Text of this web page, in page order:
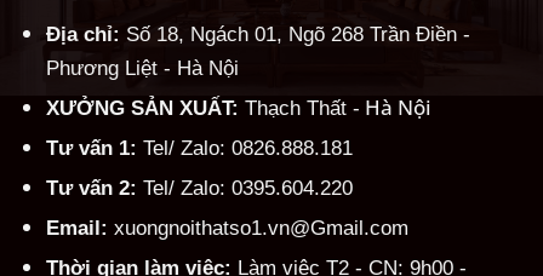
Địa chỉ: Số 18, Ngách 01, Ngõ 268 Trần Điền -
Phương Liệt - Hà Nội
XƯỞNG SẢN XUẤT: Thạch Thất - Hà Nội
Tư vấn 1: Tel/ Zalo: 0826.888.181
Tư vấn 2: Tel/ Zalo: 0395.604.220
Email: xuongnoithatso1.vn@Gmail.com
Thời gian làm việc: Làm việc T2 - CN: 9h00 -